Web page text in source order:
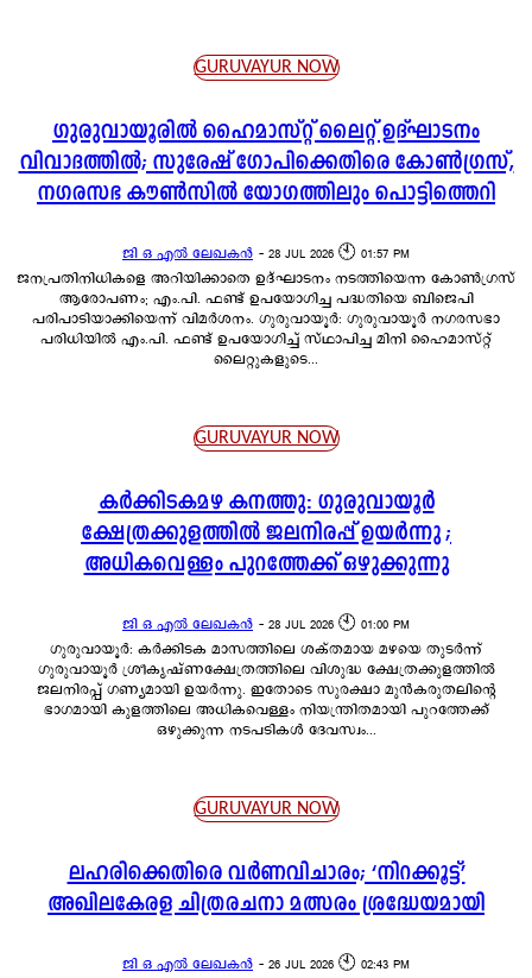
GURUVAYUR NOW
ഗുരുവായൂരിൽ ഹൈമാസ്റ്റ് ലൈറ്റ് ഉദ്ഘാടനം
വിവാദത്തിൽ; സുരേഷ് ഗോപിക്കെതിരെ കോൺഗ്രസ്,
നഗരസഭ കൗൺസിൽ യോഗത്തിലും പൊട്ടിത്തെറി
ജി ഒ എൽ ലേഖകൻ - 28 JUL 2026 🕙 01:57 PM
ജനപ്രതിനിധികളെ അറിയിക്കാതെ ഉദ്ഘാടനം നടത്തിയെന്ന കോൺഗ്രസ്
ആരോപണം; എം.പി. ഫണ്ട് ഉപയോഗിച്ച പദ്ധതിയെ ബിജെപി
പരിപാടിയാക്കിയെന്ന് വിമർശനം. ഗുരുവായൂർ: ഗുരുവായൂർ നഗരസഭാ
പരിധിയിൽ എം.പി. ഫണ്ട് ഉപയോഗിച്ച് സ്ഥാപിച്ച മിനി ഹൈമാസ്റ്റ്
ലൈറ്റുകളുടെ...
GURUVAYUR NOW
കർക്കിടകമഴ കനത്തു: ഗുരുവായൂർ
ക്ഷേത്രക്കുളത്തിൽ ജലനിരപ്പ് ഉയർന്നു ;
അധികവെള്ളം പുറത്തേക്ക് ഒഴുക്കുന്നു
ജി ഒ എൽ ലേഖകൻ - 28 JUL 2026 🕙 01:00 PM
ഗുരുവായൂർ: കർക്കിടക മാസത്തിലെ ശക്തമായ മഴയെ തുടർന്ന്
ഗുരുവായൂർ ശ്രീകൃഷ്ണക്ഷേത്രത്തിലെ വിശുദ്ധ ക്ഷേത്രക്കുളത്തിൽ
ജലനിരപ്പ് ഗണ്യമായി ഉയർന്നു. ഇതോടെ സുരക്ഷാ മുൻകരുതലിന്റെ
ഭാഗമായി കുളത്തിലെ അധികവെള്ളം നിയന്ത്രിതമായി പുറത്തേക്ക്
ഒഴുക്കുന്ന നടപടികൾ ദേവസ്വം...
GURUVAYUR NOW
ലഹരിക്കെതിരെ വർണവിചാരം; ‘നിറക്കൂട്ട്’
അഖിലകേരള ചിത്രരചനാ മത്സരം ശ്രദ്ധേയമായി
ജി ഒ എൽ ലേഖകൻ - 26 JUL 2026 🕙 02:43 PM